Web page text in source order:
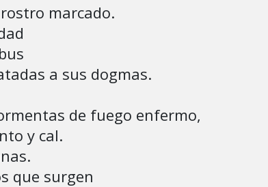
a sus dogmas.
de fuego enfermo,
que surgen